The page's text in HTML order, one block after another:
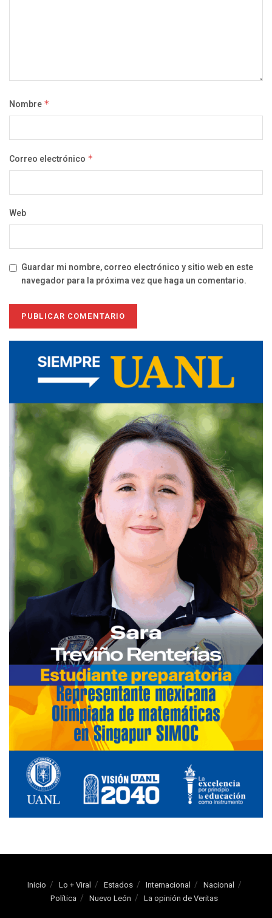
Nombre *
Correo electrónico *
Web
Guardar mi nombre, correo electrónico y sitio web en este
navegador para la próxima vez que haga un comentario.
Inicio Lo + Viral Estados Internacional
Nacional
Política
Nuevo León La opinión de Veritas